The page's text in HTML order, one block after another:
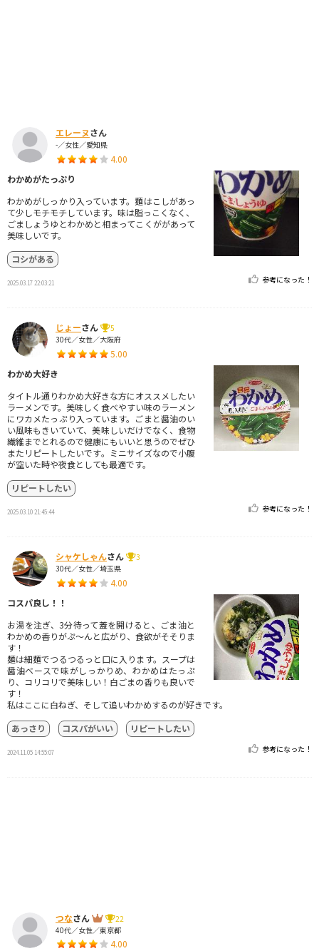
エレーヌさん
-／女性／愛知県
4.00
わかめがたっぷり
わかめがしっかり入っています。麺はこしがあっ
て少しモチモチしています。味は脂っこくなく、
ごましょうゆとわかめと相まってこくががあって
美味しいです。
コシがある
2025.03.17 22:03:21 参考になった！
じょーさん
5
30代／女性／大阪府
5.00
わかめ大好き
タイトル通りわかめ大好きな方にオススメしたい
ラーメンです。美味しく食べやすい味のラーメン
にワカメたっぷり入っています。ごまと醤油のい
い風味もきいていて、美味しいだけでなく、食物
繊維までとれるので健康にもいいと思うのでぜひ
またリピートしたいです。ミニサイズなので小腹
が空いた時や夜食としても最適です。
リピートしたい
2025.03.10 21:45:44 参考になった！
シャケしゃんさん
3
30代／女性／埼玉県
4.00
コスパ良し！！
お湯を注ぎ、3分待って蓋を開けると、ごま油と
わかめの香りがぷ〜んと広がり、食欲がそそりま
す！
麺は細麺でつるつるっと口に入ります。スープは
醤油ベースで味がしっかりめ、わかめはたっぷ
り、コリコリで美味しい！白ごまの香りも良いで
す！
私はここに白ねぎ、そして追いわかめするのが好きです。
あっさり
コスパがいい リピートしたい
2024.11.05 14:55:07 参考になった！
つなさん
22
40代／女性／東京都
4.00